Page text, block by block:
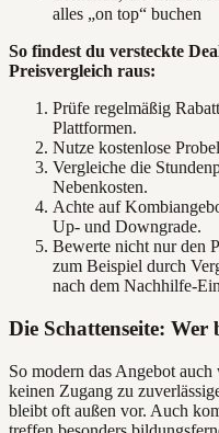
alles „on top“ buchen
So findest du versteckte
Preisvergleich raus:
Prüfe regelmäßig
Plattformen.
Nutze kostenlose
Vergleiche die
Nebenkosten.
Achte auf
Up- und Downgrade.
Bewerte nicht nur den
zum Beispiel durch
nach dem Nachhilfe-
Die Schattenseite:
So modern das Angebot
keinen Zugang zu
bleibt oft außen vor. Auch